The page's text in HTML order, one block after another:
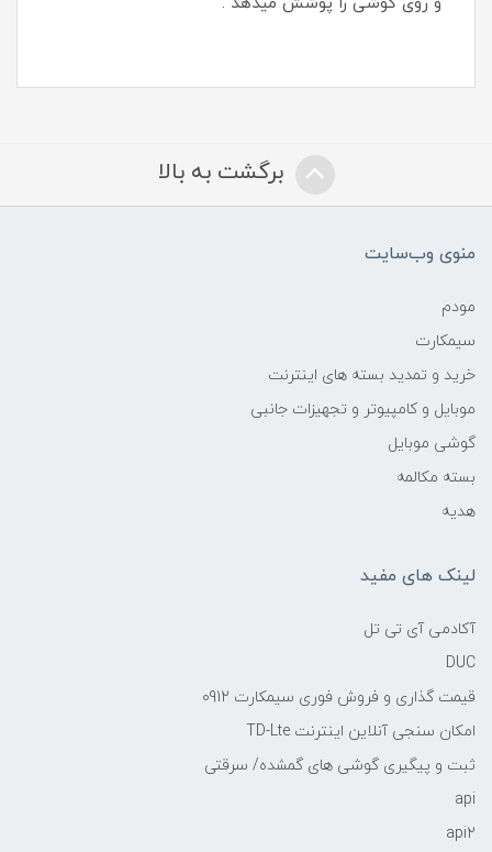
برگشت به بالا
منوی وب‌سایت
مودم
سیمکارت
خرید و تمدید بسته های اینترنت
موبایل و کامپیوتر و تجهیزات جانبی
گوشی موبایل
بسته مکالمه
هدیه
لینک های مفید
آکادمی آی تی تل
DUC
قیمت گذاری و فروش فوری سیمکارت 0912
امکان سنجی آنلاین اینترنت TD-Lte
ثبت و پیگیری گوشی های گمشده/ سرقتی
api
api2